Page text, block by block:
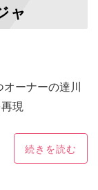
ャ
ーナーの達川
現
続きを読む